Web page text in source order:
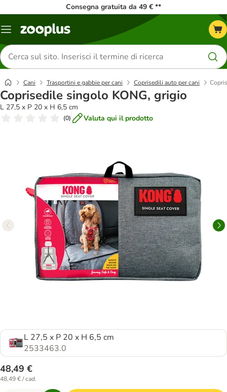
Consegna gratuita da 49 € **
Overview
Cerca
prodotti
Cani Trasportini e gabbie per cani Coprisedili auto per cani
Coprisedile singolo KONG, grigio
L 27,5 x P 20 x H 6,5 cm
(0) Valuta qui il prodotto
L 27,5 x P 20 x H 6,5 cm
2533463.0
48,49 €
48,49 € / cad.